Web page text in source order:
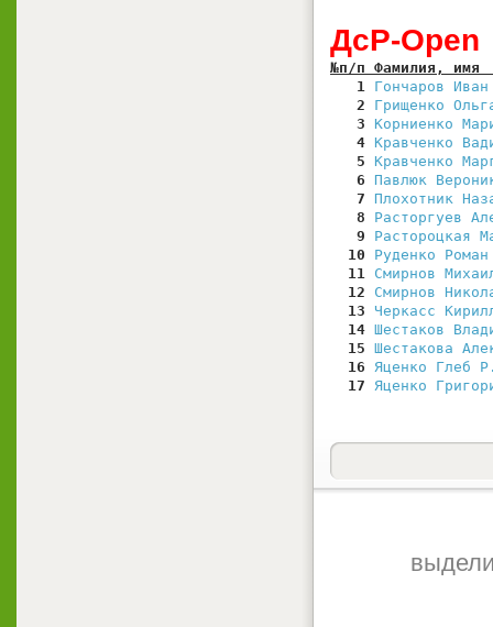
ДсР-Open
№п/п Фамилия,
   1
   2
   3
   4
   5
   6
Павлюк
   7
   8
   9
  10
  11
  12
Смирнов
  13
  14
  15
Шестакова
  16
  17
Яценко